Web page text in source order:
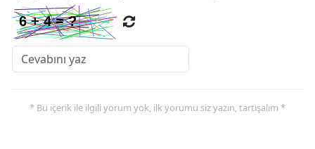
* Bu içerik ile ilgili yorum yok, ilk yorumu siz yazın, tartışalım *